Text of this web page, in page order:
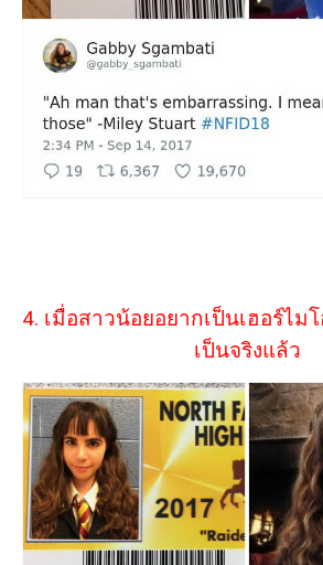
4. เมื่อสาวน้อยอยากเป็นเฮอร์ไม
เป็นจริงแล้ว